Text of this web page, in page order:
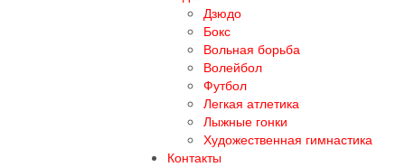
Дзюдо
Бокс
Вольная борьба
Волейбол
Футбол
Легкая атлетика
Лыжные гонки
Художественная гимнастика
Контакты